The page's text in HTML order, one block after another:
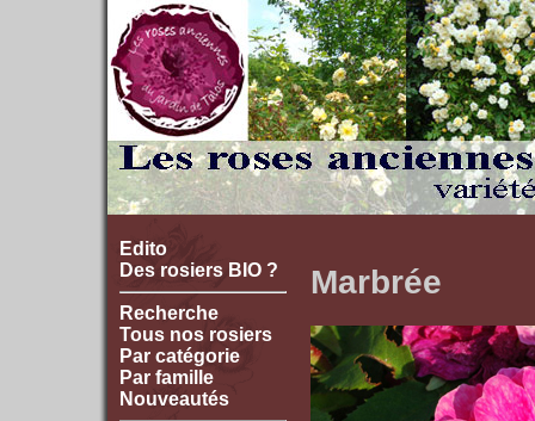
Edito
Des rosiers BIO ?
Recherche
Tous nos rosiers
Par catégorie
Par famille
Nouveautés
Marbrée